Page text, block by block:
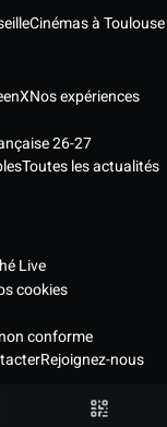
Cinémas à Toulouse
Nos expériences
26-27
Toutes les actualités
Live
cookies
conforme
Rejoignez-nous